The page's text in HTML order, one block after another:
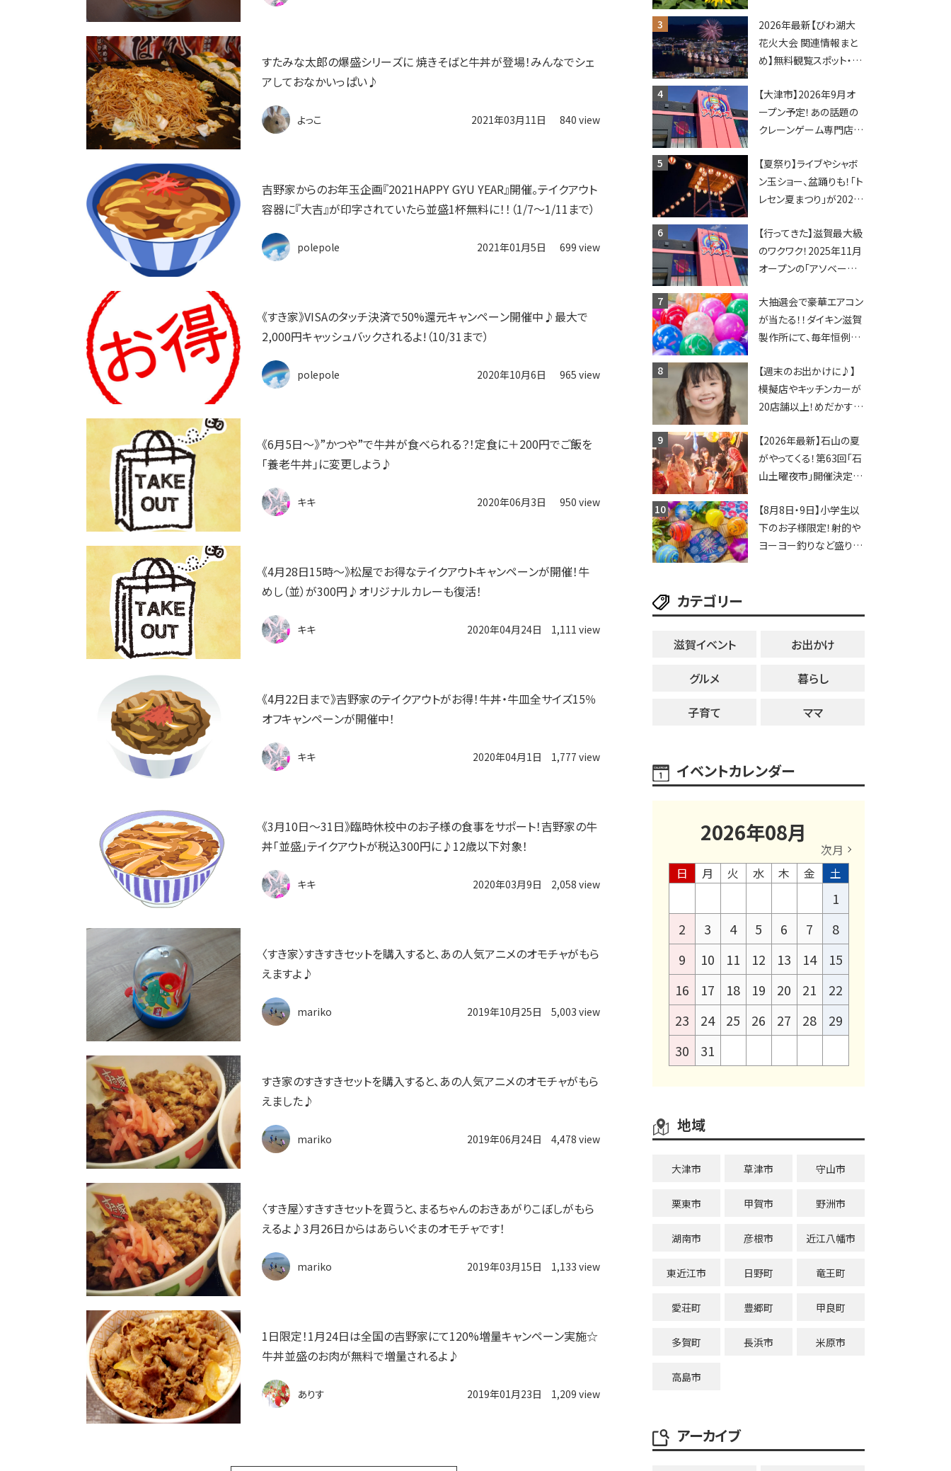
すたみな太郎の爆盛シリーズに 焼きそばと牛丼が登場！みんなでシェ
アしておなかいっぱい♪
よっこ 2021年03月11日 840 view
吉野家からのお年玉企画『2021HAPPY GYU YEAR』開催。テイクアウト
容器に『大吉』が印字されていたら並盛1杯無料に！！（1/7〜1/11まで）
polepole 2021年01月5日 699 view
《すき家》VISAのタッチ決済で50%還元キャンペーン開催中♪最大で
2,000円キャッシュバックされるよ!（10/31まで）
polepole 2020年10月6日 965 view
《6月5日〜》”かつや”で牛丼が食べられる？！定食に＋200円でご飯を
「養老牛丼」に変更しよう♪
キキ 2020年06月3日 950 view
《4月28日15時〜》松屋でお得なテイクアウトキャンペーンが開催！牛
めし（並）が300円♪オリジナルカレーも復活！
キキ 2020年04月24日 1,111 view
《4月22日まで》吉野家のテイクアウトがお得！牛丼・牛皿全サイズ15％
オフキャンペーンが開催中！
キキ 2020年04月1日 1,777 view
《3月10日〜31日》臨時休校中のお子様の食事をサポート！吉野家の牛
丼「並盛」テイクアウトが税込300円に♪12歳以下対象！
キキ 2020年03月9日 2,058 view
〈すき家〉すきすきセットを購入すると、あの人気アニメのオモチャがもら
えますよ♪
mariko 2019年10月25日 5,003 view
すき家のすきすきセットを購入すると、あの人気アニメのオモチャがもら
えました♪
mariko 2019年06月24日 4,478 view
〈すき屋〉すきすきセットを買うと、まるちゃんのおきあがりこぼしがもら
えるよ♪3月26日からはあらいぐまのオモチャです！
mariko 2019年03月15日 1,133 view
1日限定！1月24日は全国の吉野家にて120%増量キャンペーン実施☆
牛丼並盛のお肉が無料で増量されるよ♪
ありす 2019年01月23日 1,209 view
ポットやキッチンカーも
登場！何度も入園できる
フリーパスも販売★
2026年最新【びわ湖大
花火大会 関連情報まと
め】無料観覧スポット・同
ップ・交通規制に近隣施
設の駐車場情報なども
要チェック★
【大津市】2026年9月オ
ープン予定！あの話題の
クレーンゲーム専門店
ってくる！豊郷店に続く滋
賀2店舗目★
【夏祭り】ライブやシャボ
ン玉ショー、盆踊りも！「ト
レセン夏まつり」が2026
【行ってきた】滋賀最大級
のワクワク！2025年11月
オープンの「アソベース
レーンゲームで青果や日
用品までゲットできる新
スポット！
大抽選会で豪華エアコン
が当たる！！ダイキン滋賀
製作所にて、毎年恒例
日】
【週末のお出かけに♪】
模擬店やキッチンカーが
20店舗以上！めだかすく
ソングライターによるライ
ブなど。【和邇ふれあい夏
祭り】
【2026年最新】石山の夏
がやってくる！第63回「石
山土曜夜市」開催決定！
ージが勢揃い【7月18日・
25日・8月1日】大津市
【8月8日・9日】小学生以
下のお子様限定！射的や
ヨーヨー釣りなど盛りだ
カテゴリー
滋賀イベント
お出かけ
グルメ
暮らし
子育て
ママ
イベントカレンダー
2026年08月
次月
日
月 火 水 木 金 土
1
2
3 4 5 6 7
8
9
10 11 12 13 14
15
16
17 18 19 20 21
22
23
24 25 26 27 28
29
30
31
地域
大津市 草津市 守山市
栗東市 甲賀市 野洲市
湖南市 彦根市 近江八幡市
東近江市 日野町 竜王町
愛荘町 豊郷町 甲良町
多賀町 長浜市 米原市
高島市
アーカイブ